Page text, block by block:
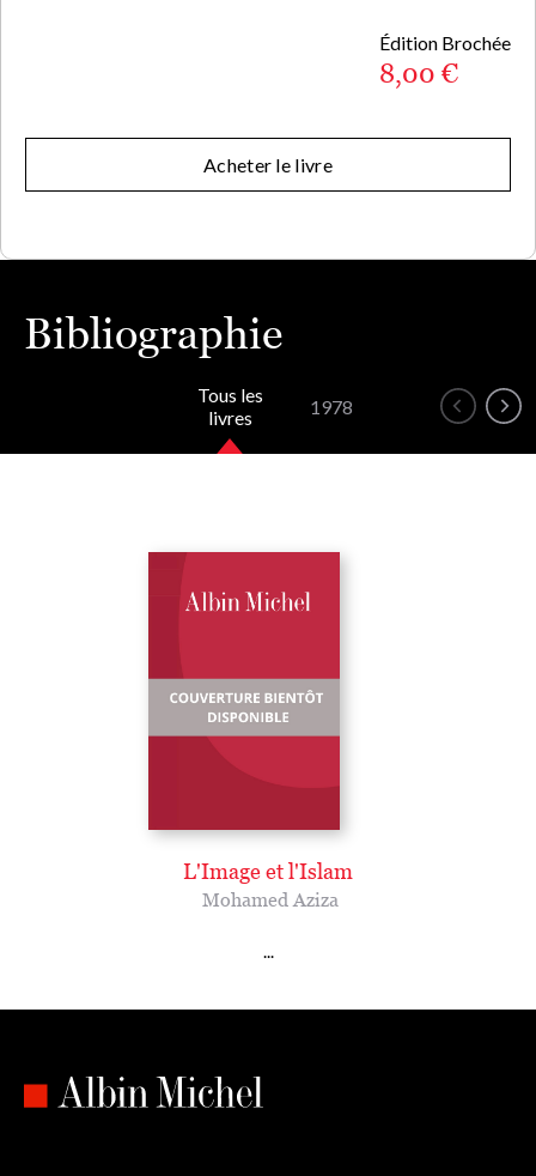
Édition Brochée
8,00 €
Acheter le livre
Bibliographie
Tous les
livres
1978
L'Image et l'Islam
Mohamed Aziza
...